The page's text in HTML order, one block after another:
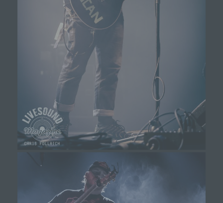
Empfänger ist eine natürliche oder juristische
Person, Behörde, Einrichtung oder andere Stelle,
der personenbezogene Daten offengelegt
werden, unabhängig davon, ob es sich bei ihr um
einen Dritten handelt oder nicht. Behörden, die im
Rahmen eines bestimmten
Untersuchungsauftrags nach dem Unionsrecht
oder dem Recht der Mitgliedstaaten
möglicherweise personenbezogene Daten
erhalten, gelten jedoch nicht als Empfänger.
j) Dritter
Dritter ist eine natürliche oder juristische Person,
Behörde, Einrichtung oder andere Stelle außer
der betroffenen Person, dem Verantwortlichen,
unter der unmittelbaren Verantwortung des
Verantwortlichen oder des Auftragsverarbeiters
befugt sind, die personenbezogenen Daten zu
verarbeiten.